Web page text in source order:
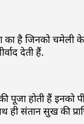
का है जिनको चमेली
देती हैं.
पूजा होती हैं इनको
ही संतान सुख की